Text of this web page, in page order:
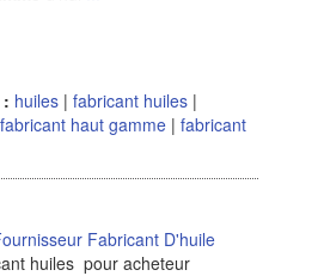
huiles | fabricant huiles |
fabricant haut gamme | fabricant
Fabricant D'huile
huiles pour acheteur